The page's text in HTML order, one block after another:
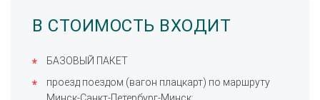
В СТОИМОСТЬ ВХОДИТ
БАЗОВЫЙ ПАКЕТ
проезд поездом (вагон плацкарт) по маршруту